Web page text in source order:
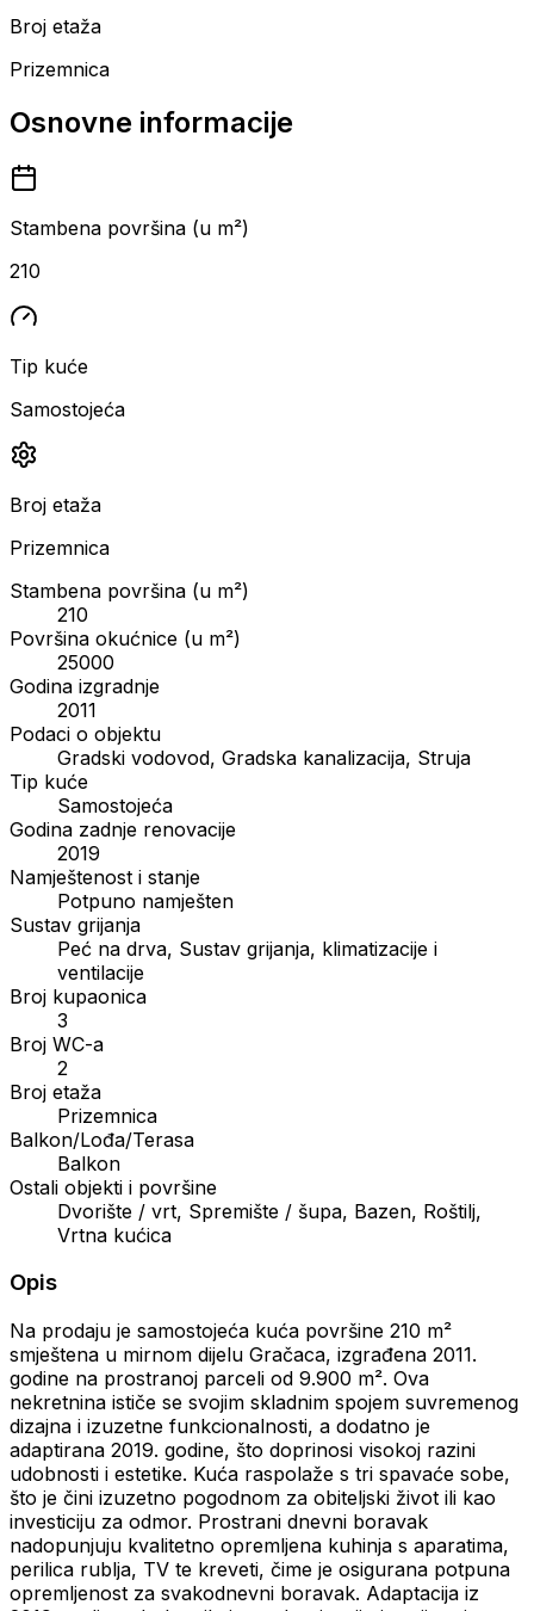
Broj etaža
Prizemnica
Osnovne informacije
Stambena površina (u m²)
210
Tip kuće
Samostojeća
Broj etaža
Prizemnica
Stambena površina (u m²)
210
Površina okućnice (u m²)
25000
Godina izgradnje
2011
Podaci o objektu
Gradski vodovod, Gradska kanalizacija, Struja
Tip kuće
Samostojeća
Godina zadnje renovacije
2019
Namještenost i stanje
Potpuno namješten
Sustav grijanja
Peć na drva, Sustav grijanja, klimatizacije i
ventilacije
Broj kupaonica
3
Broj WC-a
2
Broj etaža
Prizemnica
Balkon/Lođa/Terasa
Balkon
Ostali objekti i površine
Dvorište / vrt, Spremište / šupa, Bazen, Roštilj,
Vrtna kućica
Opis
Na prodaju je samostojeća kuća površine 210 m²
smještena u mirnom dijelu Gračaca, izgrađena 2011.
godine na prostranoj parceli od 9.900 m². Ova
nekretnina ističe se svojim skladnim spojem suvremenog
dizajna i izuzetne funkcionalnosti, a dodatno je
adaptirana 2019. godine, što doprinosi visokoj razini
udobnosti i estetike. Kuća raspolaže s tri spavaće sobe,
što je čini izuzetno pogodnom za obiteljski život ili kao
investiciju za odmor. Prostrani dnevni boravak
nadopunjuju kvalitetno opremljena kuhinja s aparatima,
perilica rublja, TV te kreveti, čime je osigurana potpuna
opremljenost za svakodnevni boravak. Adaptacija iz